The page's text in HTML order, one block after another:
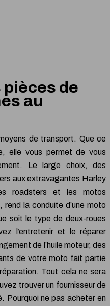
de
au
de transport. Que ce
elle vous permet de vous
Le large choix, des
aux extravagantes Harley
roadsters et les motos
la conduite d’une moto
soit le type de deux-roues
l’entretenir et le réparer
de l’huile moteur, des
de votre moto fait partie
Tout cela ne sera
trouver un fournisseur de
Pourquoi ne pas acheter en